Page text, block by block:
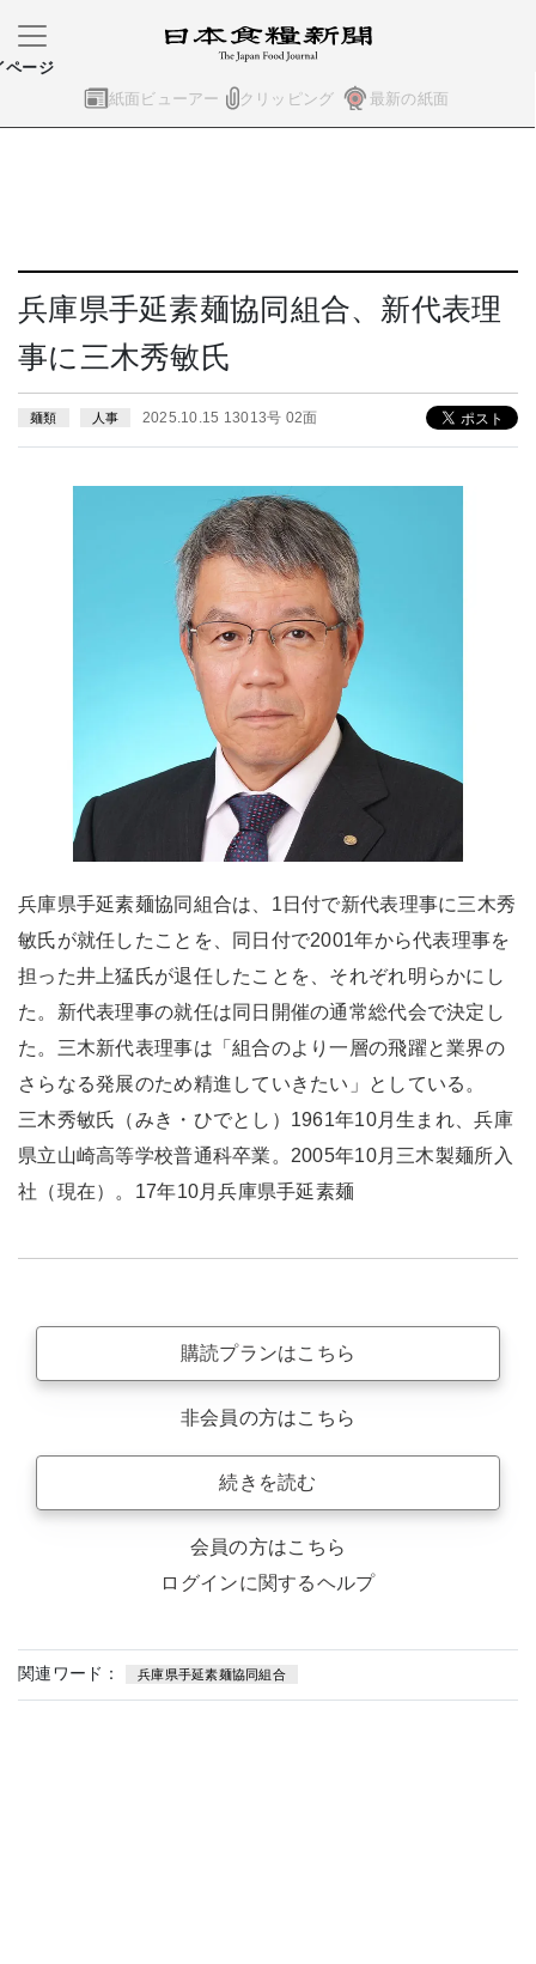
紙面ビューアー クリッピング 最新の紙面
ページ
兵庫県手延素麺協同組合、新代表理
事に三木秀敏氏
麺類 人事 2025.10.15 13013号 02面
兵庫県手延素麺協同組合は、1日付で新代表理事に三木秀
敏氏が就任したことを、同日付で2001年から代表理事を
担った井上猛氏が退任したことを、それぞれ明らかにし
た。新代表理事の就任は同日開催の通常総代会で決定し
た。三木新代表理事は「組合のより一層の飛躍と業界の
さらなる発展のため精進していきたい」としている。
三木秀敏氏（みき・ひでとし）1961年10月生まれ、兵庫
県立山崎高等学校普通科卒業。2005年10月三木製麺所入
社（現在）。17年10月兵庫県手延素麺
購読プランはこちら
非会員の方はこちら
続きを読む
会員の方はこちら
ログインに関するヘルプ
関連ワード： 兵庫県手延素麺協同組合